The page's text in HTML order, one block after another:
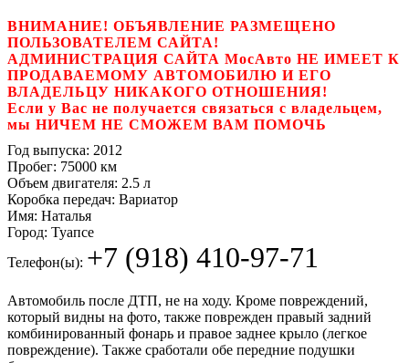
ВНИМАНИЕ! ОБЪЯВЛЕНИЕ РАЗМЕЩЕНО
ПОЛЬЗОВАТЕЛЕМ САЙТА!
АДМИНИСТРАЦИЯ САЙТА МосАвто НЕ ИМЕЕТ К
ПРОДАВАЕМОМУ АВТОМОБИЛЮ И ЕГО
ВЛАДЕЛЬЦУ НИКАКОГО ОТНОШЕНИЯ!
Если у Вас не получается связаться с владельцем,
мы НИЧЕМ НЕ СМОЖЕМ ВАМ ПОМОЧЬ
Год выпуска: 2012
Пробег: 75000 км
Объем двигателя: 2.5 л
Коробка передач: Вариатор
Имя: Наталья
Город: Туапсе
Телефон(ы): +7 (918) 410-97-71
Автомобиль после ДТП, не на ходу. Кроме повреждений,
который видны на фото, также поврежден правый задний
комбинированный фонарь и правое заднее крыло (легкое
повреждение). Также сработали обе передние подушки